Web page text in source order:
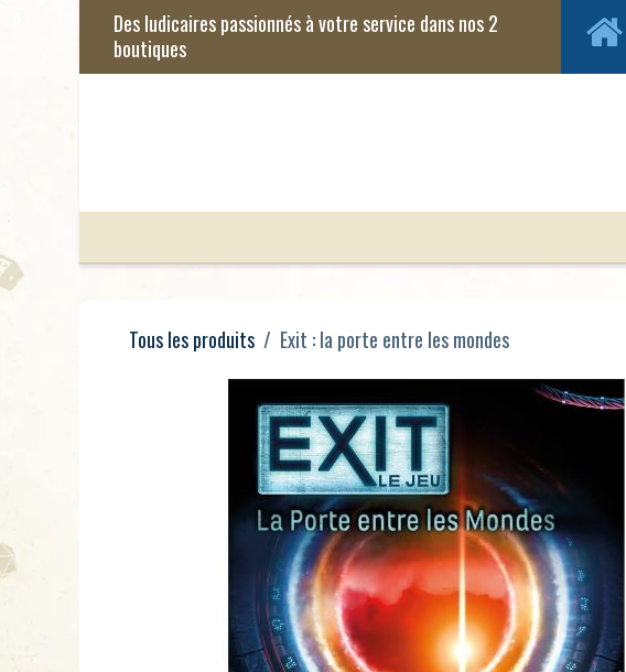
Se rendre au contenu
Tous les produits Exit : la porte entre les mondes